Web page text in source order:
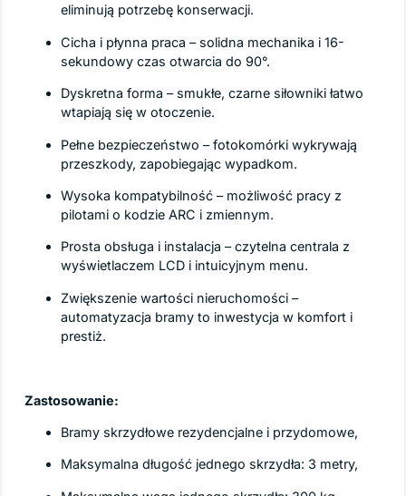
eliminują potrzebę konserwacji.
Cicha i płynna praca – solidna mechanika i 16-
sekundowy czas otwarcia do 90°.
Dyskretna forma – smukłe, czarne siłowniki łatwo
wtapiają się w otoczenie.
Pełne bezpieczeństwo – fotokomórki wykrywają
przeszkody, zapobiegając wypadkom.
Wysoka kompatybilność – możliwość pracy z
pilotami o kodzie ARC i zmiennym.
Prosta obsługa i instalacja – czytelna centrala z
wyświetlaczem LCD i intuicyjnym menu.
Zwiększenie wartości nieruchomości –
automatyzacja bramy to inwestycja w komfort i
prestiż.
Zastosowanie:
Bramy skrzydłowe rezydencjalne i przydomowe,
Maksymalna długość jednego skrzydła: 3 metry,